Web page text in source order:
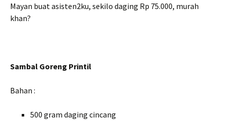
Mayan buat asisten2ku, sekilo daging Rp 75.000, murah
khan?
Sambal Goreng Printil
Bahan :
500 gram daging cincang